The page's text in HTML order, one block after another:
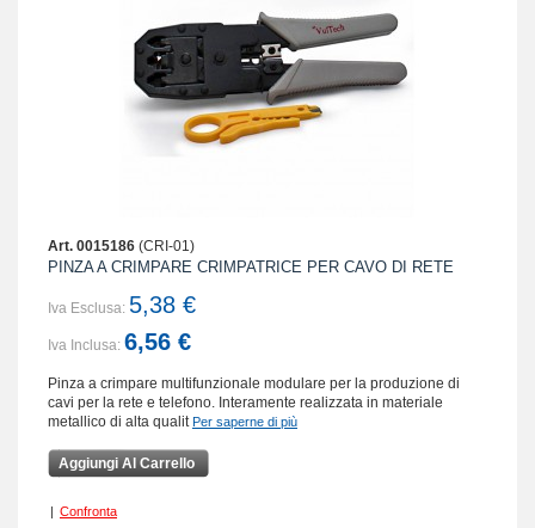
Art. 0015186 (CRI-01)
PINZA A CRIMPARE CRIMPATRICE PER CAVO DI RETE
Iva Esclusa: 5,38 €
Iva Inclusa: 6,56 €
Pinza a crimpare multifunzionale modulare per la produzione di
cavi per la rete e telefono. Interamente realizzata in materiale
metallico di alta qualitPer saperne di più
Aggiungi Al Carrello
| Confronta